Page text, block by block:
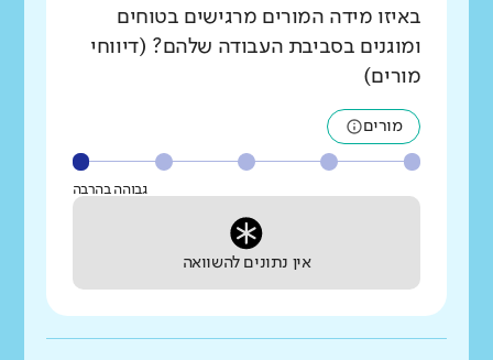
באיזו מידה המורים מרגישים בטוחים
ומוגנים בסביבת העבודה שלהם? (דיווחי
מורים)
מורים
גבוהה בהרבה
אין נתונים להשוואה